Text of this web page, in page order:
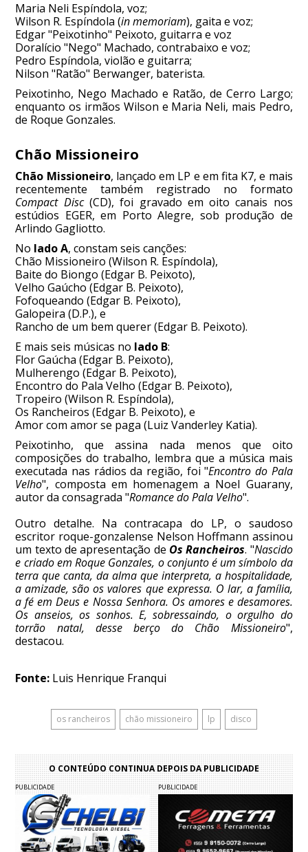
Maria Neli Espíndola, voz;
Wilson R. Espíndola (in memoriam), gaita e voz;
Edgar "Peixotinho" Peixoto, guitarra e voz
Doralício "Nego" Machado, contrabaixo e voz;
Pedro Espíndola, violão e guitarra;
Nilson "Ratão" Berwanger, baterista.
Peixotinho, Nego Machado e Ratão, de Cerro Largo;
enquanto os irmãos Wilson e Maria Neli, mais Pedro,
de Roque Gonzales.
Chão Missioneiro
Chão Missioneiro, lançado em LP e em fita K7, e mais
recentemente também registrado no formato
Compact Disc(CD), foi gravado em oito canais nos
estúdios EGER, em Porto Alegre, sob produção de
Arlindo Gagliotto.
No lado A, constam seis canções:
Chão Missioneiro (Wilson R. Espíndola),
Baite do Biongo (Edgar B. Peixoto),
Velho Gaúcho (Edgar B. Peixoto),
Fofoqueando (Edgar B. Peixoto),
Galopeira (D.P.), e
Rancho de um bem querer (Edgar B. Peixoto).
E mais seis músicas no lado B:
Flor Gaúcha (Edgar B. Peixoto),
Mulherengo (Edgar B. Peixoto),
Encontro do Pala Velho (Edgar B. Peixoto),
Tropeiro (Wilson R. Espíndola),
Os Rancheiros (Edgar B. Peixoto), e
Amor com amor se paga (Luiz Vanderley Katia).
Peixotinho, que assina nada menos que oito
composições do trabalho, lembra que a música mais
executada nas rádios da região, foi "Encontro do Pala
Velho", composta em homenagem a Noel Guarany,
autor da consagrada "Romance do Pala Velho".
Outro detalhe. Na contracapa do LP, o saudoso
escritor roque-gonzalense Nelson Hoffmann assinou
um texto de apresentação de Os Rancheiros. "Nascido
e criado em Roque Gonzales, o conjunto é um símbolo da
terra que canta, da alma que interpreta, a hospitalidade,
a amizade, são os valores que expressa. O lar, a família,
a fé em Deus e Nossa Senhora. Os amores e desamores.
Os anseios, os sonhos. E, sobressaindo, o orgulho do
torrão natal, desse berço do Chão Missioneiro",
destacou.
Fonte: Luis Henrique Franqui
os rancheiros chão missioneiro lp disco
O CONTEÚDO CONTINUA DEPOIS DA PUBLICIDADE
PUBLICIDADE PUBLICIDADE